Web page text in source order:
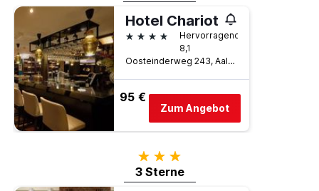
die
durchschnittlichen
Zimmerpreis
anzeigt
Hotel Chariot
4 Sterne
Hervorragend
8,1
Oosteinderweg 243, Aalsmeer, Provinz Nordholland, Niederlande
95 €
Zum Angebot
3 Sterne
3 Sterne